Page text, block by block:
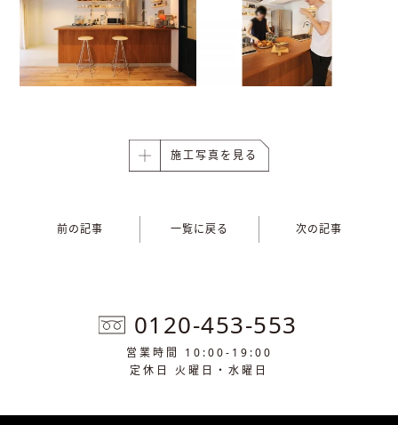
施工写真を見る
前の記事 一覧に戻る 次の記事
0120-453-553
営業時間 10:00-19:00
定休日 火曜日・水曜日